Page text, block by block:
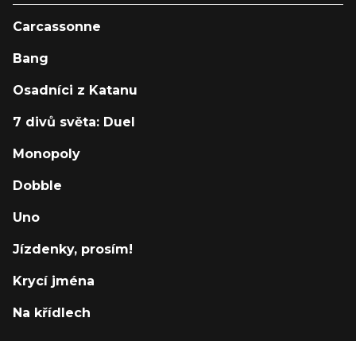
Carcassonne
Bang
Osadníci z Katanu
7 divů světa: Duel
Monopoly
Dobble
Uno
Jízdenky, prosím!
Krycí jména
Na křídlech